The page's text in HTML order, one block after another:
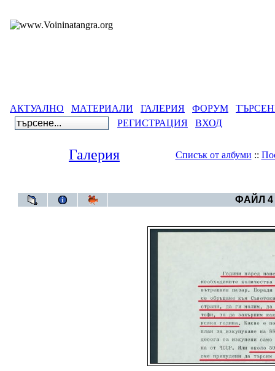
АКТУАЛНО МАТЕРИАЛИ ГАЛЕРИЯ ФОРУМ
РЕГИСТРАЦИЯ
ВХОД
Галерия Списък от албуми ::
ФАЙЛ 4